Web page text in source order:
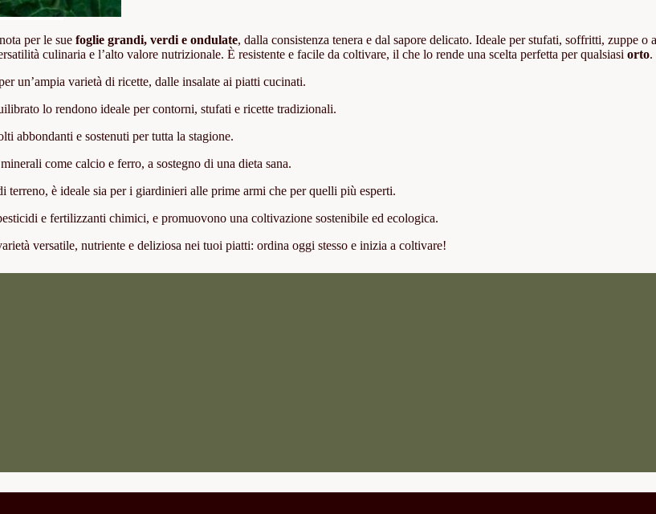
per le suefoglie grandi, verdi e ondulate, dalla consistenza tenera e dal sapore delicato. Ideale per stufati, soffritti, zuppe o
culinaria e l’alto valore nutrizionale. È resistente e facile da coltivare, il che lo rende una scelta perfetta per qualsiasiorto.
un’ampia varietà di ricette, dalle insalate ai piatti cucinati.
lo rendono ideale per contorni, stufati e ricette tradizionali.
abbondanti e sostenuti per tutta la stagione.
come calcio e ferro, a sostegno di una dieta sana.
terreno, è ideale sia per i giardinieri alle prime armi che per quelli più esperti.
e fertilizzanti chimici, e promuovono una coltivazione sostenibile ed ecologica.
versatile, nutriente e deliziosa nei tuoi piatti: ordina oggi stesso e inizia a coltivare!